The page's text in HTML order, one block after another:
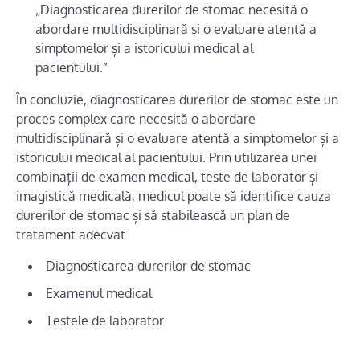
„Diagnosticarea durerilor de stomac necesită o
abordare multidisciplinară și o evaluare atentă a
simptomelor și a istoricului medical al
pacientului.”
În concluzie, diagnosticarea durerilor de stomac este un
proces complex care necesită o abordare
multidisciplinară și o evaluare atentă a simptomelor și a
istoricului medical al pacientului. Prin utilizarea unei
combinații de examen medical, teste de laborator și
imagistică medicală, medicul poate să identifice cauza
durerilor de stomac și să stabilească un plan de
tratament adecvat.
Diagnosticarea durerilor de stomac
Examenul medical
Testele de laborator